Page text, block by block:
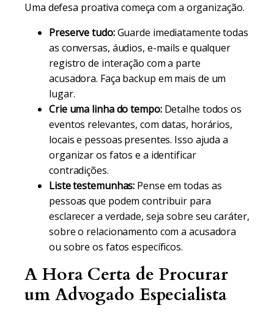
Uma defesa proativa começa com a organização.
Preserve tudo:Guarde imediatamente todas
as conversas, áudios, e-mails e qualquer
registro de interação com a parte
acusadora. Faça backup em mais de um
lugar.
Crie uma linha do tempo:Detalhe todos os
eventos relevantes, com datas, horários,
locais e pessoas presentes. Isso ajuda a
organizar os fatos e a identificar
contradições.
Liste testemunhas: Pense em todas as
pessoas que podem contribuir para
esclarecer a verdade, seja sobre seu caráter,
sobre o relacionamento com a acusadora
ou sobre os fatos específicos.
A Hora Certa de Procurar
um Advogado Especialista